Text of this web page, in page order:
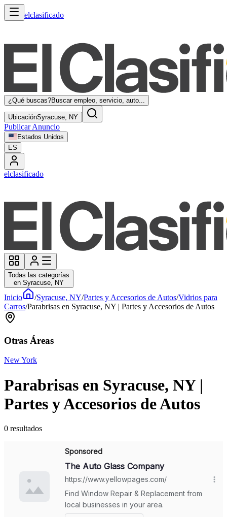
elclasificado
¿Qué buscas?Buscar empleo, servicio, auto...
UbicaciónSyracuse, NY
Publicar Anuncio
Estados Unidos
ES
elclasificado
Todas las categorías
en Syracuse, NY
Inicio /Syracuse, NY/Partes y Accesorios de Autos/Vidrios para
Carros/Parabrisas en Syracuse, NY | Partes y Accesorios de Autos
Otras Áreas
New York
Parabrisas en Syracuse, NY |
Partes y Accesorios de Autos
0 resultados